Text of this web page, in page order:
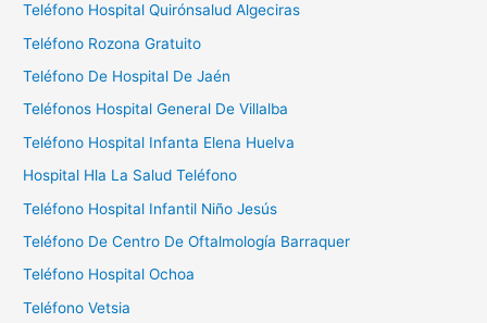
:
Teléfono Hospital Quirónsalud Algeciras
Teléfono Rozona Gratuito
Teléfono De Hospital De Jaén
Teléfonos Hospital General De Villalba
Teléfono Hospital Infanta Elena Huelva
Hospital Hla La Salud Teléfono
Teléfono Hospital Infantil Niño Jesús
Teléfono De Centro De Oftalmología Barraquer
Teléfono Hospital Ochoa
Teléfono Vetsia